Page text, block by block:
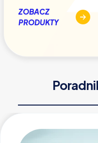
ZOBACZ
PRODUKTY